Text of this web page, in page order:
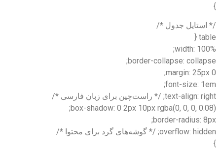
}
/* استایل جدول */
table {
width: 100%;
border-collapse: collapse;
margin: 25px 0;
font-size: 1em;
text-align: right; /* راست‌چین برای زبان فارسی */
box-shadow: 0 2px 10px rgba(0, 0, 0, 0.08);
border-radius: 8px;
overflow: hidden; /* گوشه‌های گرد برای محتوا */
}